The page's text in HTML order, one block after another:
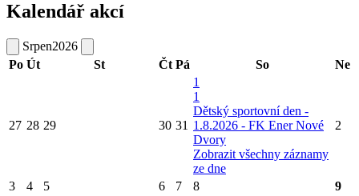
Kalendář akcí
Srpen2026
Po Út St Čt Pá So Ne
27 28 29 30 31
1
1
Dětský sportovní den -
1.8.2026 - FK Ener Nové
Dvory
Zobrazit všechny záznamy
ze dne
2
3 4 5 6 7 8 9